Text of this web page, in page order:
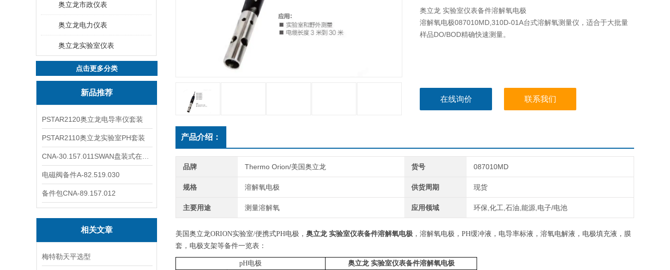
奥立龙市政仪表
奥立龙电力仪表
奥立龙实验室仪表
点击更多分类
新品推荐
PSTAR2120奥立龙电导率仪套装
PSTAR2110奥立龙实验室PH套装
电磁阀备件A-82.519.030
备件包CNA-89.157.012
相关文章
梅特勒天平选型
奥立龙 实验室仪表备件溶解氧电极
溶解氧电极087010MD,310D-01A台式溶解氧测量仪，适合于大批量
样品DO/BOD精确快速测量。
在线询价 联系我们
产品介绍：
品牌 Thermo Orion/美国奥立龙 货号 087010MD
规格 溶解氧电极 供货周期 现货
主要用途 测量溶解氧 应用领域 环保,化工,石油,能源,电子/电池
美国奥立龙ORION实验室/便携式PH电极， 奥立龙 实验室仪表备件溶解氧电极 ，溶解氧电极，PH缓冲液，电导率标液，溶氧电解液，电极填充液，膜
套，电极支架等备件一览表：
pH电极
奥立龙 实验室仪表备件溶解氧电极